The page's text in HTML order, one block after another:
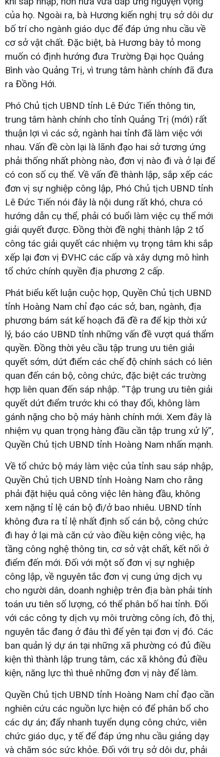
của họ. Ngoài ra, bà Hương kiến nghị trụ sở dôi dư
bố trí cho ngành giáo dục để đáp ứng nhu cầu về
cơ sở vật chất. Đặc biệt, bà Hương bày tỏ mong
muốn có định hướng đưa Trường Đại học Quảng
Bình vào Quảng Trị, vì trung tâm hành chính đã đưa
ra Đồng Hới.
Phó Chủ tịch UBND tỉnh Lê Đức Tiến thông tin,
trung tâm hành chính cho tỉnh Quảng Trị (mới) rất
thuận lợi vì các sở, ngành hai tỉnh đã làm việc với
nhau. Vấn đề còn lại là lãnh đạo hai sở tương ứng
phải thống nhất phòng nào, đơn vị nào đi và ở lại để
có con số cụ thể. Về vấn đề thành lập, sắp xếp các
đơn vị sự nghiệp công lập, Phó Chủ tịch UBND tỉnh
Lê Đức Tiến nói đây là nội dung rất khó, chưa có
hướng dẫn cụ thể, phải có buổi làm việc cụ thể mới
giải quyết được. Đồng thời đề nghị thành lập 2 tổ
công tác giải quyết các nhiệm vụ trọng tâm khi sắp
xếp lại đơn vị ĐVHC các cấp và xây dựng mô hình
tổ chức chính quyền địa phương 2 cấp.
Phát biểu kết luận cuộc họp, Quyền Chủ tịch UBND
tỉnh Hoàng Nam chỉ đạo các sở, ban, ngành, địa
phương bám sát kế hoạch đã đề ra để kịp thời xử
lý, báo cáo UBND tỉnh những vấn đề vượt quá thẩm
quyền. Đồng thời yêu cầu tập trung ưu tiên giải
quyết sớm, dứt điểm các chế độ chính sách có liên
quan đến cán bộ, công chức, đặc biệt các trường
hợp liên quan đến sáp nhập. “Tập trung ưu tiên giải
quyết dứt điểm trước khi có thay đổi, không làm
gánh nặng cho bộ máy hành chính mới. Xem đây là
nhiệm vụ quan trọng hàng đầu cần tập trung xử lý”,
Quyền Chủ tịch UBND tỉnh Hoàng Nam nhấn mạnh.
Về tổ chức bộ máy làm việc của tỉnh sau sáp nhập,
Quyền Chủ tịch UBND tỉnh Hoàng Nam cho rằng
phải đặt hiệu quả công việc lên hàng đầu, không
xem nặng tỉ lệ cán bộ đi/ở bao nhiêu. UBND tỉnh
không đưa ra tỉ lệ nhất định số cán bộ, công chức
đi hay ở lại mà căn cứ vào điều kiện công việc, hạ
tầng công nghệ thông tin, cơ sở vật chất, kết nối ở
điểm đến mới. Đối với một số đơn vị sự nghiệp
công lập, về nguyên tắc đơn vị cung ứng dịch vụ
cho người dân, doanh nghiệp trên địa bàn phải tính
toán ưu tiên số lượng, có thể phân bố hai tỉnh. Đối
với các công ty dịch vụ môi trường công ích, đô thị,
nguyên tắc đang ở đâu thì để yên tại đơn vị đó. Các
ban quản lý dự án tại những xã phường có đủ điều
kiện thì thành lập trung tâm, các xã không đủ điều
kiện, năng lực thì thuê những đơn vị này để làm.
Quyền Chủ tịch UBND tỉnh Hoàng Nam chỉ đạo cần
nghiên cứu các nguồn lực hiện có để phân bổ cho
các dự án; đẩy nhanh tuyển dụng công chức, viên
chức giáo dục, y tế để đáp ứng nhu cầu giảng dạy
và chăm sóc sức khỏe. Đối với trụ sở dôi dư, phải